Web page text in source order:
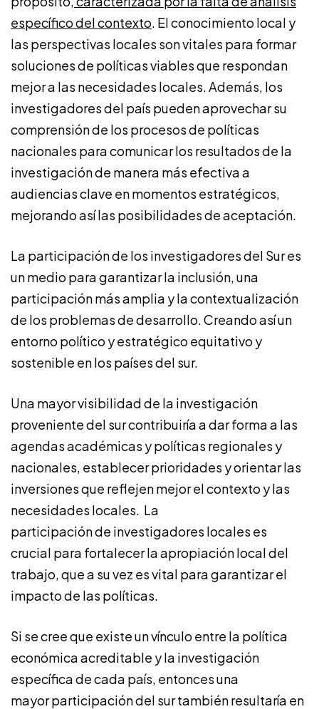
específico del contexto. El conocimiento local y
las perspectivas locales son vitales para formar
soluciones de políticas viables que respondan
mejor a las necesidades locales. Además, los
investigadores del país pueden aprovechar su
comprensión de los procesos de políticas
nacionales para comunicar los resultados de la
investigación de manera más efectiva a
audiencias clave en momentos estratégicos,
mejorando así las posibilidades de aceptación.
La participación de los investigadores del Sur es
un medio para garantizar la inclusión, una
participación más amplia y la contextualización
de los problemas de desarrollo. Creando así un
entorno político y estratégico equitativo y
sostenible en los países del sur.
Una mayor visibilidad de la investigación
proveniente del sur contribuiría a dar forma a las
agendas académicas y políticas regionales y
nacionales, establecer prioridades y orientar las
inversiones que reflejen mejor el contexto y las
necesidades locales. La
participación de investigadores locales es
crucial para fortalecer la apropiación local del
trabajo, que a su vez es vital para garantizar el
impacto de las políticas.
Si se cree que existe un vínculo entre la política
económica acreditable y la investigación
específica de cada país, entonces una
mayor participación del sur también resultaría en